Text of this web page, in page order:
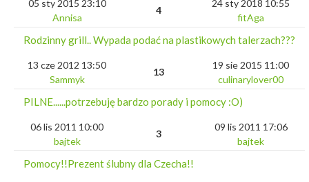
05 sty 2015 23:10
Annisa
4
24 sty 2018 10:55
fitAga
Rodzinny grill.. Wypada podać na plastikowych talerzach???
13 cze 2012 13:50
Sammyk
13
19 sie 2015 11:00
culinarylover00
PILNE......potrzebuję bardzo porady i pomocy :O)
06 lis 2011 10:00
bajtek
3
09 lis 2011 17:06
bajtek
Pomocy!!Prezent ślubny dla Czecha!!